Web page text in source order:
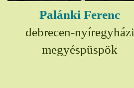
Palánki Ferenc
debrecen-nyíregyházi
megyéspüspök